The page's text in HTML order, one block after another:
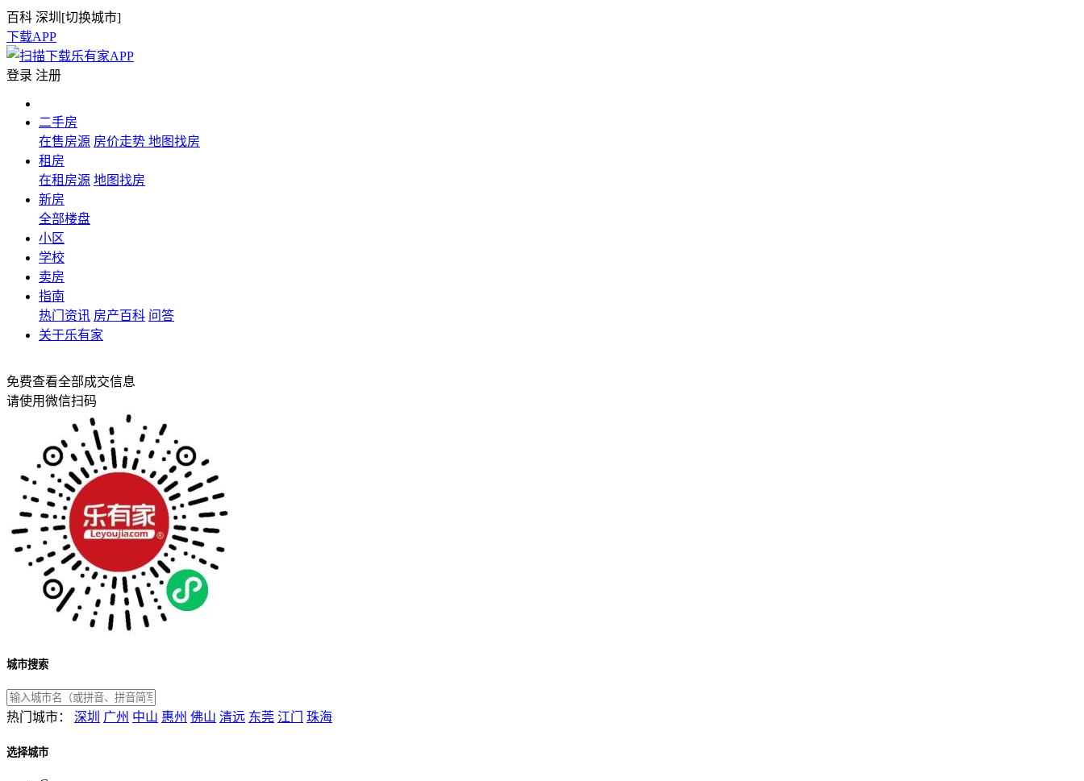
百科 深圳[切换城市]
下载APP
登录 注册
二手房
在售房源 房价走势 地图找房
租房
在租房源 地图找房
新房
全部楼盘
小区
学校
卖房
指南
热门资讯 房产百科 问答
关于乐有家
免费查看全部成交信息
请使用微信扫码
城市搜索
热门城市： 深圳 广州 中山 惠州 佛山 清远 东莞 江门 珠海
选择城市